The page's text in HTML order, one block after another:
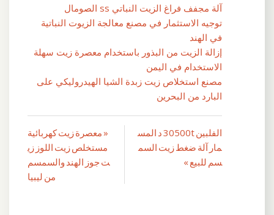
آلة مجفف فراغ الزيت النباتي ss الصومال
توجيه الاستثمار في مصنع معالجة الزيوت النباتية
في الهند
إزالة الزيت من البذور باستخدام معصرة زيت سهلة
الاستخدام في اليمن
مصنع استخلاص زيت زبدة الشيا الهيدروليكي على
البارد من البحرين
تصفّح
المقالات
« معصرة زيت كهربائية
مستخلص زيت اللوز زي
ت جوز الهند والسمسم
من ليبيا
الفلبين 30500t د المس
مار آلة ضغط زيت السم
سم للبيع »